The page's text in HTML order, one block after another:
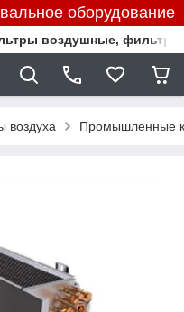
оборудование
воздушные,
воздуха Промышленные